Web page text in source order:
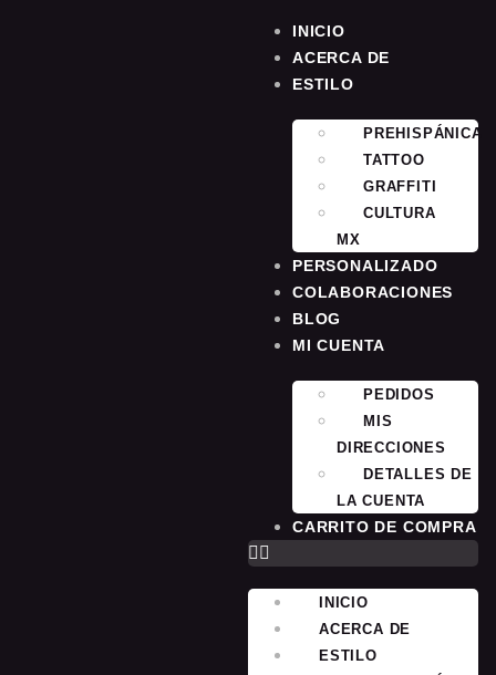
INICIO
ACERCA DE
ESTILO
PREHISPÁNICA
TATTOO
GRAFFITI
CULTURA
MX
PERSONALIZADO
COLABORACIONES
BLOG
MI CUENTA
PEDIDOS
MIS
DIRECCIONES
DETALLES DE
LA CUENTA
CARRITO DE COMPRA
INICIO
ACERCA DE
ESTILO